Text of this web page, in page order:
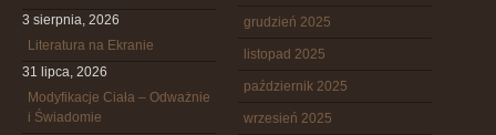
3 sierpnia, 2026
Literatura na Ekranie
31 lipca, 2026
Modyfikacje Ciała – Odważnie
i Świadomie
grudzień 2025
listopad 2025
październik 2025
wrzesień 2025